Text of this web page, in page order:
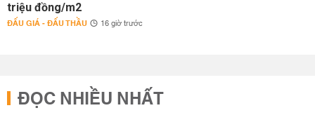
triệu đồng/m2
ĐẤU GIÁ - ĐẤU THẦU 16 giờ trước
ĐỌC NHIỀU NHẤT